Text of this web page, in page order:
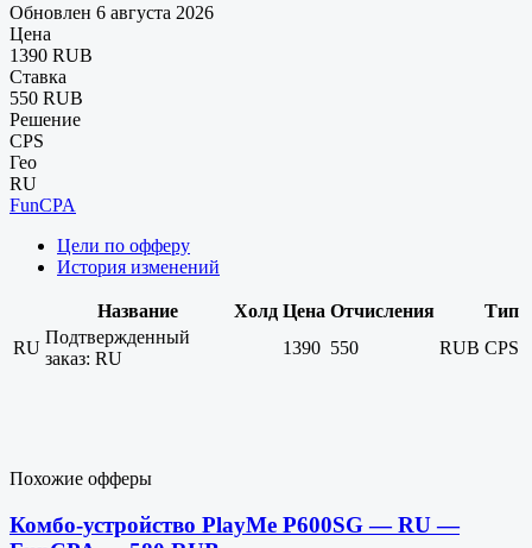
Обновлен 6 августа 2026
Цена
1390 RUB
Ставка
550 RUB
Решение
CPS
Гео
RU
FunCPA
Цели по офферу
История изменений
Название Холд Цена Отчисления
Тип
RU
Подтвержденный
заказ: RU
1390 550 RUB CPS
Похожие офферы
Комбо-устройство PlayMe P600SG — RU —